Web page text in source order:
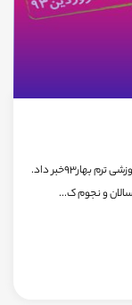
مرکز علوم و ستاره شناسی تهران از آغاز ثبت نام دوره های آموزشی ترم بهار93خبر داد.
و نجوم ک...